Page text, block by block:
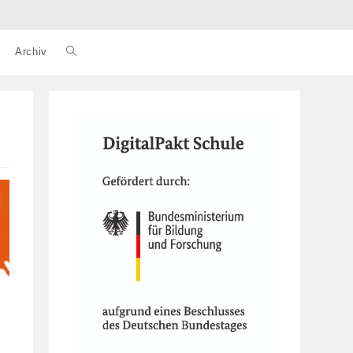
Archiv Website-
umschalten